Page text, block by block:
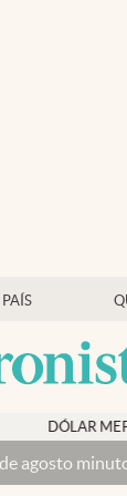
$ 1526,03
minuto